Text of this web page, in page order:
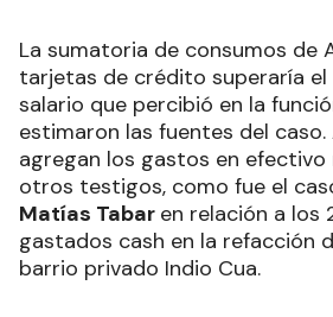
La sumatoria de consumos de
tarjetas de crédito superaría
salario que percibió en la
estimaron las fuentes del
agregan los gastos en efectivo
otros testigos, como fue el
Matías Tabar en relación a los
gastados cash en la refacción
barrio privado Indio Cua.